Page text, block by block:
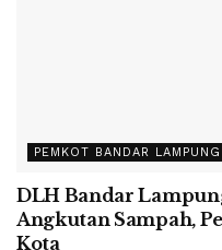
PEMKOT BANDAR LAMPUNG
DLH Bandar
Angkutan Sampah,
Kota